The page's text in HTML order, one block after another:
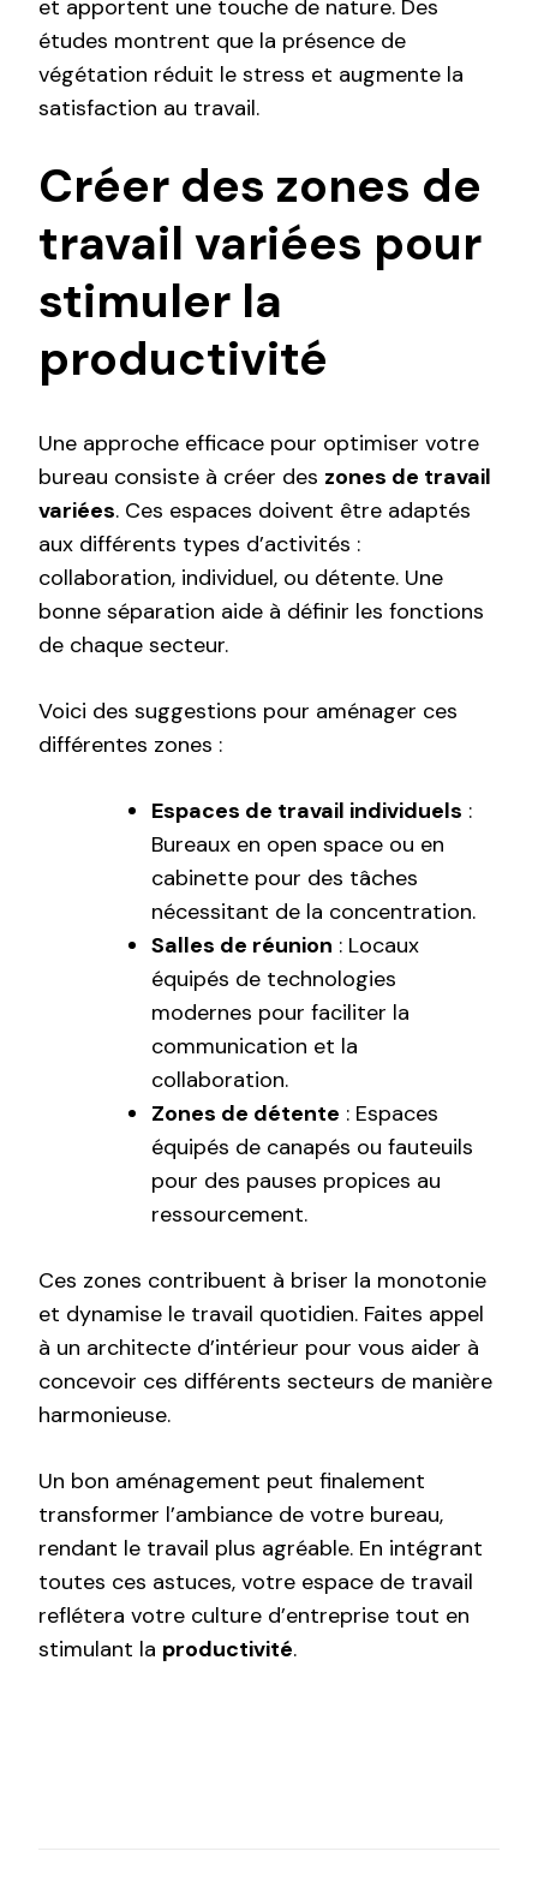
et apportent une touche de nature. Des
études montrent que la présence de
végétation réduit le stress et augmente la
satisfaction au travail.
Créer des zones de
travail variées pour
stimuler la
productivité
Une approche efficace pour optimiser votre
bureau consiste à créer des zones de travail
variées. Ces espaces doivent être adaptés
aux différents types d’activités :
collaboration, individuel, ou détente. Une
bonne séparation aide à définir les fonctions
de chaque secteur.
Voici des suggestions pour aménager ces
différentes zones :
Espaces de travail individuels :
Bureaux en open space ou en
cabinette pour des tâches
nécessitant de la concentration.
Salles de réunion : Locaux
équipés de technologies
modernes pour faciliter la
communication et la
collaboration.
Zones de détente : Espaces
équipés de canapés ou fauteuils
pour des pauses propices au
ressourcement.
Ces zones contribuent à briser la monotonie
et dynamise le travail quotidien. Faites appel
à un architecte d’intérieur pour vous aider à
concevoir ces différents secteurs de manière
harmonieuse.
Un bon aménagement peut finalement
transformer l’ambiance de votre bureau,
rendant le travail plus agréable. En intégrant
toutes ces astuces, votre espace de travail
reflétera votre culture d’entreprise tout en
stimulant la productivité.